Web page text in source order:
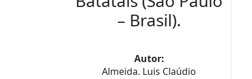
– Brasil).
Autor:
Almeida. Luis Claúdio